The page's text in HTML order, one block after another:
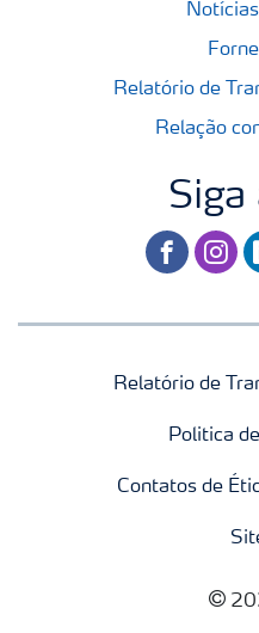
Relatório de
Relação
Siga
facebook
Relatório de
Politica
Contatos de